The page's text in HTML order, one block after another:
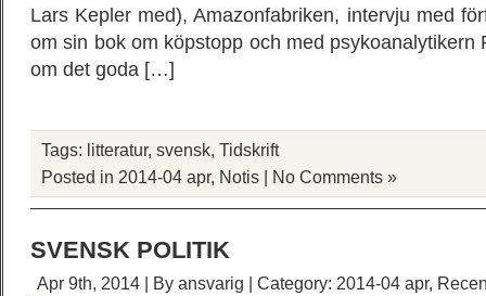
Lars Kepler med), Amazonfabriken, intervju med
om sin bok om köpstopp och med psykoanalytikern
om det goda […]
Tags: litteratur, svensk Tidskrift
Posted in 2014-04 apr, Notis | No Comments »
SVENSK POLITIK
Apr 9th, 2014 | By ansvarig | Category: 2014-04 apr,